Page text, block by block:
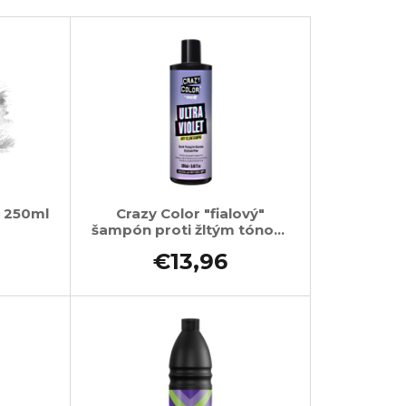
250ml
Crazy Color "fialový"
šampón proti žltým tónom
€13,96